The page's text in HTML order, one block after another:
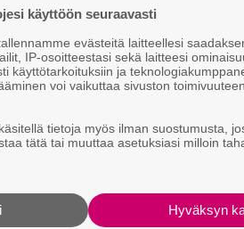
Singerin jättäminen pois
Singerin ympärillä
käyttöön seuraavasti
evästeitä laitteellesi
IP-osoitteestasi sekä laitteesi
käyttötarkoituksiin ja
voi vaikuttaa sivuston
tietoja myös ilman suostumusta,
tätä tai muuttaa asetuksiasi milloin
Hyväksyn